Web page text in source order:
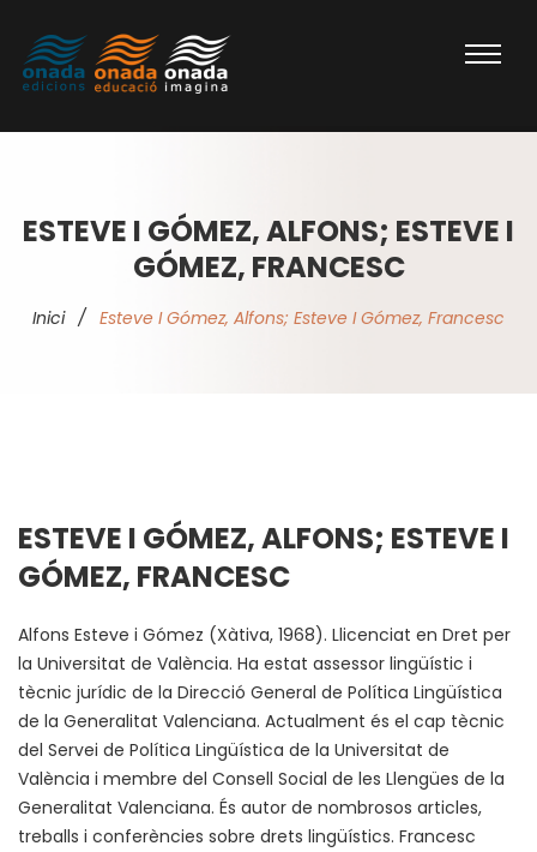
ESTEVE I GÓMEZ, ALFONS; ESTEVE I
GÓMEZ, FRANCESC
Inici / Esteve I Gómez, Alfons; Esteve I Gómez, Francesc
ESTEVE I GÓMEZ, ALFONS; ESTEVE I
GÓMEZ, FRANCESC
Alfons Esteve i Gómez (Xàtiva, 1968). Llicenciat en Dret per
la Universitat de València. Ha estat assessor lingüístic i
tècnic jurídic de la Direcció General de Política Lingüística
de la Generalitat Valenciana. Actualment és el cap tècnic
del Servei de Política Lingüística de la Universitat de
València i membre del Consell Social de les Llengües de la
Generalitat Valenciana. És autor de nombrosos articles,
treballs i conferències sobre drets lingüístics. Francesc